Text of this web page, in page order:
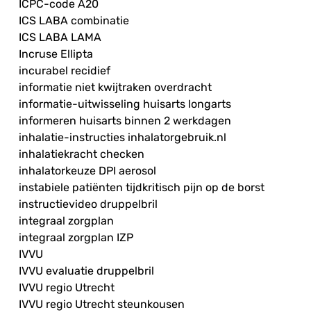
ICPC-code A20
ICS LABA combinatie
ICS LABA LAMA
Incruse Ellipta
incurabel recidief
informatie niet kwijtraken overdracht
informatie-uitwisseling huisarts longarts
informeren huisarts binnen 2 werkdagen
inhalatie-instructies inhalatorgebruik.nl
inhalatiekracht checken
inhalatorkeuze DPI aerosol
instabiele patiënten tijdkritisch pijn op de borst
instructievideo druppelbril
integraal zorgplan
integraal zorgplan IZP
IVVU
IVVU evaluatie druppelbril
IVVU regio Utrecht
IVVU regio Utrecht steunkousen